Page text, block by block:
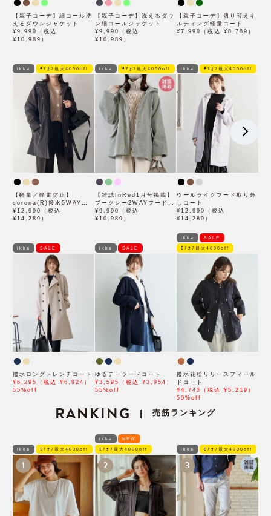
【親子コーデ】細コール洗
えるダウンジャケット
¥9,990（税込
¥10,989）
【親子コーデ】洗えるダウ
ン細コールジャケット
¥9,990（税込
¥10,989）
【親子コーデ】切り替えキ
ルティング軽量コート
¥7,990（税込 ¥8,789）
ikka ﾓｱｵﾌ最大4000off
【軽量／静電防止】
sorona(R)撥水5WAYコ
ート
¥12,990（税込
¥14,289）
ikka ﾓｱｵﾌ最大4000off
【雑誌InRed1月号掲載】
ブークレー2WAYフードコ
ート
¥9,990（税込
¥10,989）
ikka ﾓｱｵﾌ最大4000off
ウールライクフード取り外
しコート
¥12,990（税込
¥14,289）
ikka SALE
撥水ロングトレンチコート
¥6,295（税込 ¥6,924）
55%off
ikka SALE
ゆるテーラードコート
¥3,595（税込 ¥3,954）
55%off
ikka SALE
ﾓｱｵﾌ最大4000off
撥水花粉リリースフィール
ドコート
¥4,745（税込 ¥5,219）
50%off
RANKING | 売筋ランキング
ikka ﾓｱｵﾌ最大4000off
1
ikka NEW
ﾓｱｵﾌ最大4000off
2
ikka ﾓｱｵﾌ最大4000off
3